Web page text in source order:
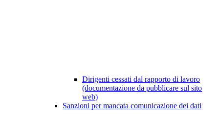
Dirigenti cessati dal rapporto di lavoro
(documentazione da pubblicare sul sito
web)
Sanzioni per mancata comunicazione dei dati